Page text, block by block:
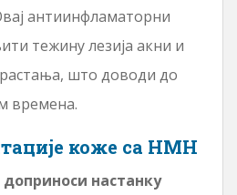
антиинфламаторни
тежину лезија акни и
што доводи до
времена.
коже са НМН
настанку